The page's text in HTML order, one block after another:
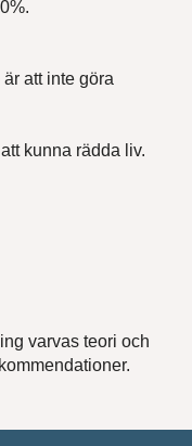
att inte göra
kunna rädda liv.
varvas teori och